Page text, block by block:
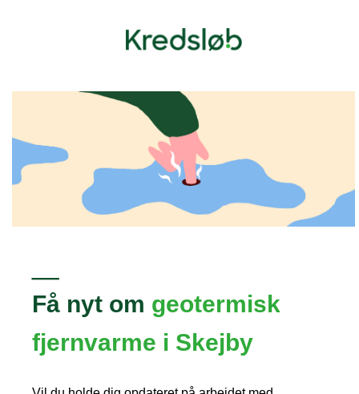
Få nyt om geotermisk
fjernvarme i Skejby